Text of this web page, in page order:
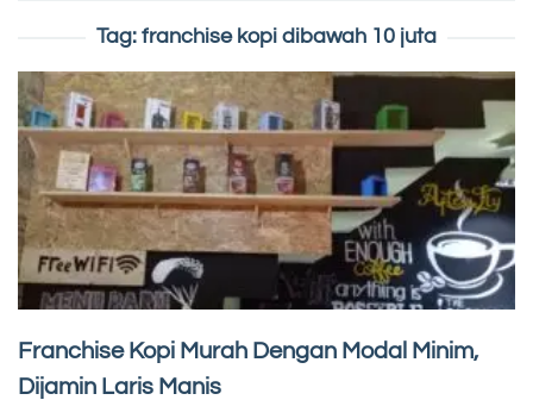
Tag: franchise kopi dibawah 10 juta
Franchise Kopi Murah Dengan Modal Minim,
Dijamin Laris Manis